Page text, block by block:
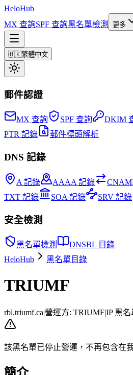
HeloHub
MX 查詢SPF 查詢黑名單檢測 更多
🇭🇰繁體中文
郵件認證
MX 查詢 SPF 查詢 DKIM
PTR 記錄
郵件標頭解析
DNS 記錄
A 記錄 AAAA 記錄
TXT 記錄
SOA 記錄 SRV 記錄
安全檢測
黑名單檢測
DNSBL 目錄
HeloHub
黑名單目錄
TRIUMF
rbl.triumf.ca|營運方: TRIUMF|IP 黑名
該黑名單已停止營運，不再包含在